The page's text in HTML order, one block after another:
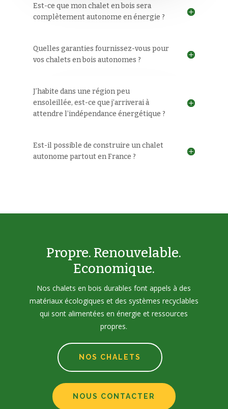
Est-ce que mon chalet en bois sera
complètement autonome en énergie ?
Quelles garanties fournissez-vous pour
vos chalets en bois autonomes ?
J’habite dans une région peu
ensoleillée, est-ce que j’arriverai à
attendre l’indépendance énergétique ?
Est-il possible de construire un chalet
autonome partout en France ?
Propre. Renouvelable.
Economique.
Nos chalets en bois durables font appels à des
matériaux écologiques et des systèmes recyclables
qui sont alimentées en énergie et ressources
propres.
NOS CHALETS
NOUS CONTACTER